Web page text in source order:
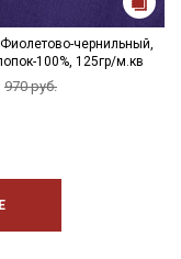
чернильный,
100%, 125гр/м.кв
970 руб.